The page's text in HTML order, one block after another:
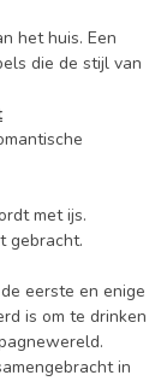
het huis. Een
die de stijl van
met ijs.
gebracht.
eerste en enige
is om te drinken
in